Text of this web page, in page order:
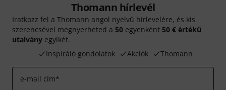
Thomann hírlevél
Iratkozz fel a Thomann angol nyelvű hírlevelére, és kis
szerencsével megnyerheted a 50 egyenként 50 € értékű
utalvány egyikét.
Inspiráló gondolatok
Akciók Thomann
e-mail cím*